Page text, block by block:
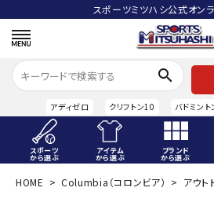
スポーツミツハシ公式オン
search
アディゼロ クリフトン10 バドミン
スポーツ
から選ぶ
アイテム
から選ぶ
ブランド
から選ぶ
ACCOUNT MENU
HOME Columbia（コロンビア） アウト